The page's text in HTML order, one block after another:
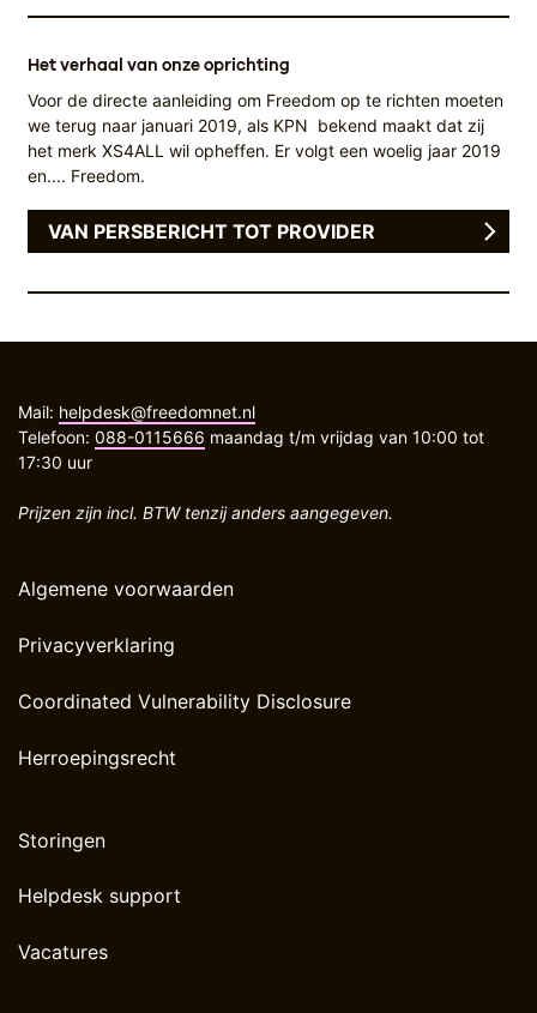
Het verhaal van onze oprichting
Voor de directe aanleiding om Freedom op te richten moeten
we terug naar januari 2019, als KPN bekend maakt dat zij
het merk XS4ALL wil opheffen. Er volgt een woelig jaar 2019
en.... Freedom.
VAN PERSBERICHT TOT PROVIDER
Mail: helpdesk@freedomnet.nl
Telefoon: 088-0115666 maandag t/m vrijdag van 10:00 tot
17:30 uur
Prijzen zijn incl. BTW tenzij anders aangegeven.
Algemene voorwaarden
Privacyverklaring
Coordinated Vulnerability Disclosure
Herroepingsrecht
Storingen
Helpdesk support
Vacatures